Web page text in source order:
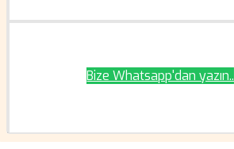
Bize Whatsapp'dan yazın..